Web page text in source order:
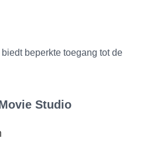
beperkte toegang tot de
Studio